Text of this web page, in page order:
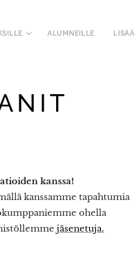
ALUMNEILLE LISÄÄ
kanssa!
kanssamme tapahtumia
ohella
jäsenetuja.